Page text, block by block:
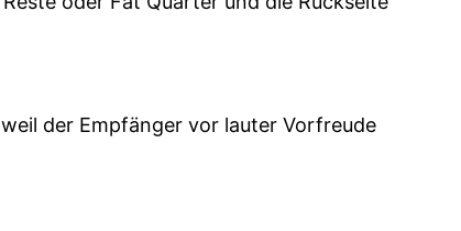
der Empfänger vor lauter Vorfreude